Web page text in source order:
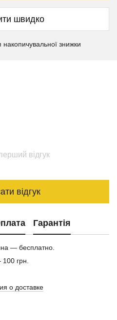
швидко
знижки
відгук
відгук
Гарантія
— бесплатно.
грн.
о доставке